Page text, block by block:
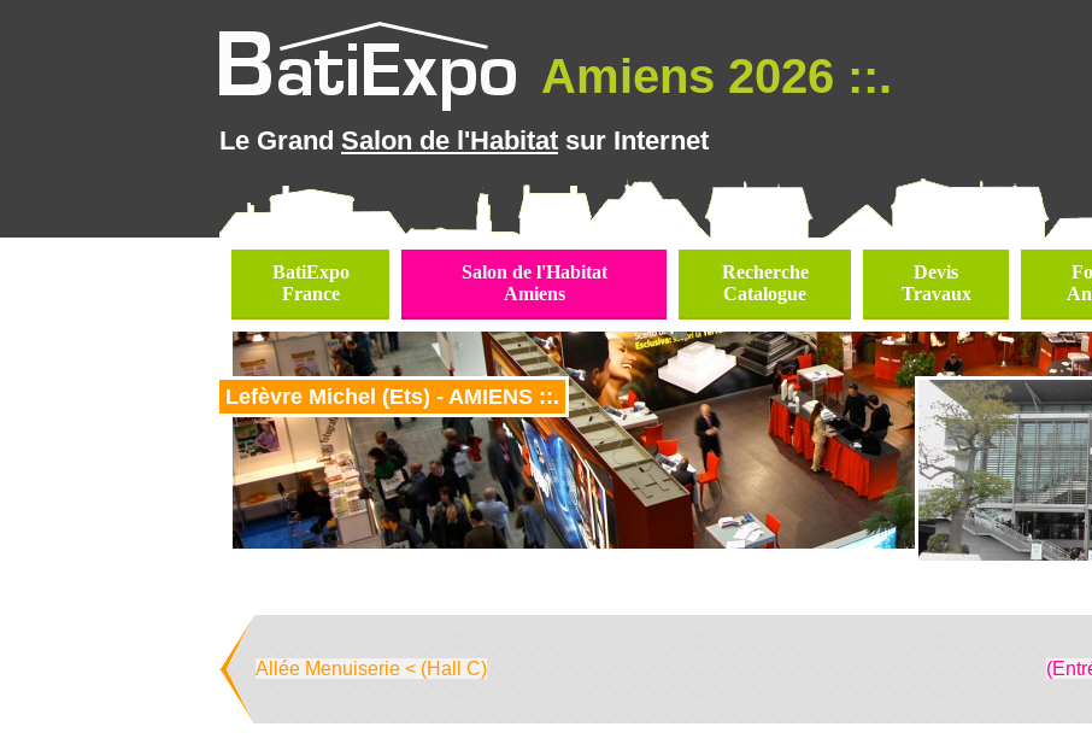
Amiens 2026 ::.
Le Grand Salon de l'Habitat sur Internet
BatiExpo
France
Salon de l'Habitat
Amiens
Recherche
Catalogue
Devis
Travaux
Lefèvre Michel (Ets) - AMIENS ::.
Allée Menuiserie < (Hall C)